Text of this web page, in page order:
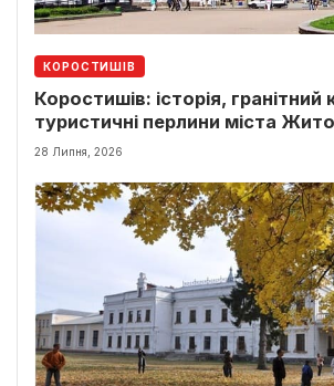
КОРОСТИШІВ
Коростишів: історія, гранітний
туристичні перлини міста
28 Липня, 2026